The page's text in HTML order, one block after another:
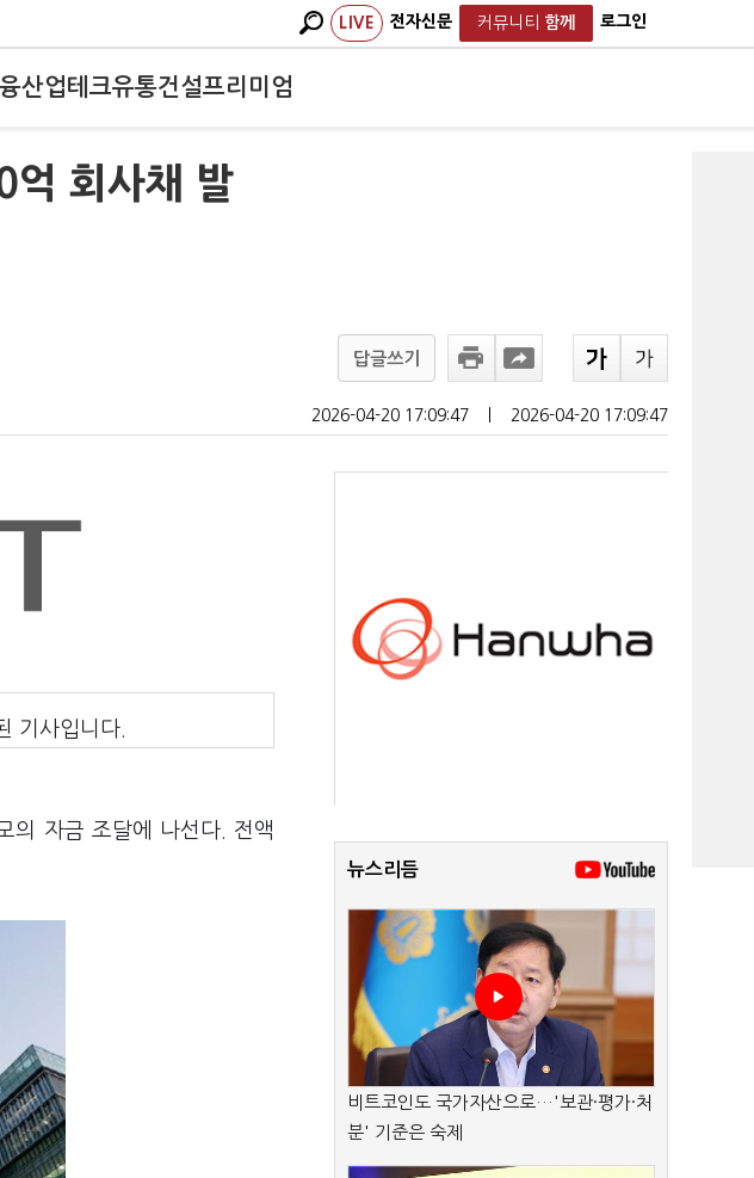
LIVE 전자신문 커뮤니티 함께 로그인
산업테크유통건설프리미엄
억 회사채 발
답글쓰기
2026-04-20 17:09:47 2026-04-20 17:09:47
기사입니다.
의 자금 조달에 나선다. 전액
뉴스리듬
비트코인도 국가자산으로…'보관·평가·처
분' 기준은 숙제